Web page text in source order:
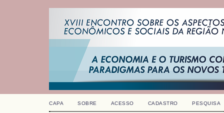
CAPA SOBRE ACESSO CADASTRO PESQUISA